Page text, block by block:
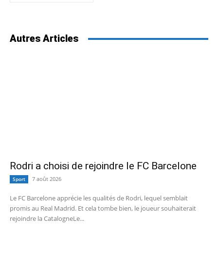
Autres Articles
Rodri a choisi de rejoindre le FC Barcelone
Sport 7 août 2026
Le FC Barcelone apprécie les qualités de Rodri, lequel semblait
promis au Real Madrid. Et cela tombe bien, le joueur souhaiterait
rejoindre la CatalogneLe...